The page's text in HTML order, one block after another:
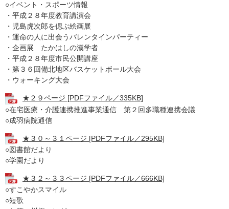
○イベント・スポーツ情報
・平成２８年度教育講演会
・児島虎次郎を偲ぶ絵画展
・運命の人に出会うバレンタインパーティー
・企画展 たかはしの漢学者
・平成２８年度市民公開講座
・第３６回備北地区バスケットボール大会
・ウォーキング大会
★２９ページ [PDFファイル／335KB]
○在宅医療・介護連携推進事業通信 第２回多職種連携会議
○成羽病院通信
★３０～３１ページ [PDFファイル／295KB]
○図書館だより
○学園だより
★３２～３３ページ [PDFファイル／666KB]
○すこやかスマイル
○短歌